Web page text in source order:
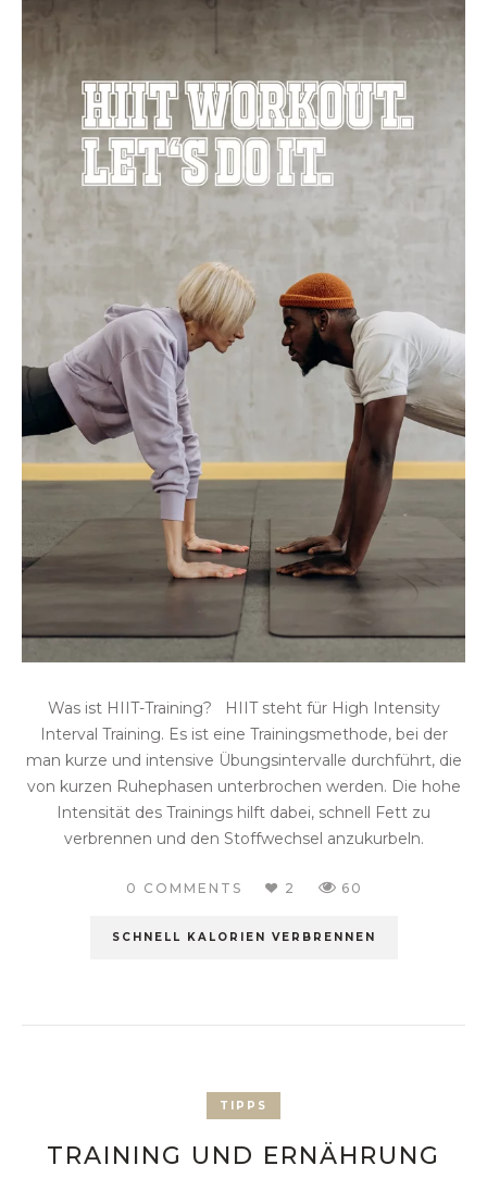
Was ist HIIT-Training? HIIT steht für High Intensity
Interval Training. Es ist eine Trainingsmethode, bei der
man kurze und intensive Übungsintervalle durchführt, die
von kurzen Ruhephasen unterbrochen werden. Die hohe
Intensität des Trainings hilft dabei, schnell Fett zu
verbrennen und den Stoffwechsel anzukurbeln.
0 COMMENTS 2 60
SCHNELL KALORIEN VERBRENNEN
TIPPS
TRAINING UND ERNÄHRUNG